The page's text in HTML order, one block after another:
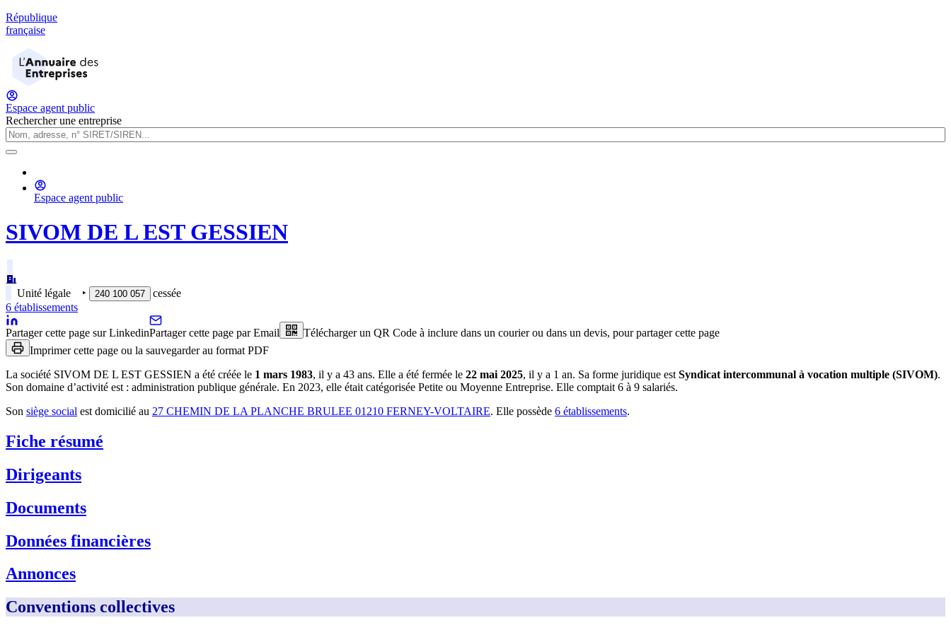
République
française
Espace agent public
Rechercher une entreprise
Espace agent public
SIVOM DE L EST GESSIEN
Unité légale ‣ 240 100 057
cessée
6 établissements
Partager cette page sur LinkedinPartager cette page par Email
Télécharger un QR Code à inclure dans un courier ou dans un devis, pour partager cette page
Imprimer cette page ou la sauvegarder au format PDF
La société SIVOM DE L EST GESSIEN a été créée le 1 mars 1983, il y a 43 ans. Elle a été fermée le 22 mai 2025, il y a 1 an. Sa forme juridique est Syndicat intercommunal à vocation multiple (SIVOM).
Son domaine d’activité est : administration publique générale. En 2023, elle était catégorisée Petite ou Moyenne Entreprise. Elle comptait 6 à 9 salariés.
Son siège social est domicilié au 27 CHEMIN DE LA PLANCHE BRULEE 01210 FERNEY-VOLTAIRE. Elle possède 6 établissements.
Fiche résumé
Dirigeants
Documents
Données financières
Annonces
Conventions collectives